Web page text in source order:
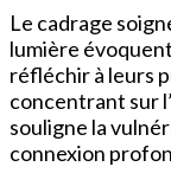
Le cadrage
lumière
réfléchir à leurs
concentrant sur
souligne la
connexion